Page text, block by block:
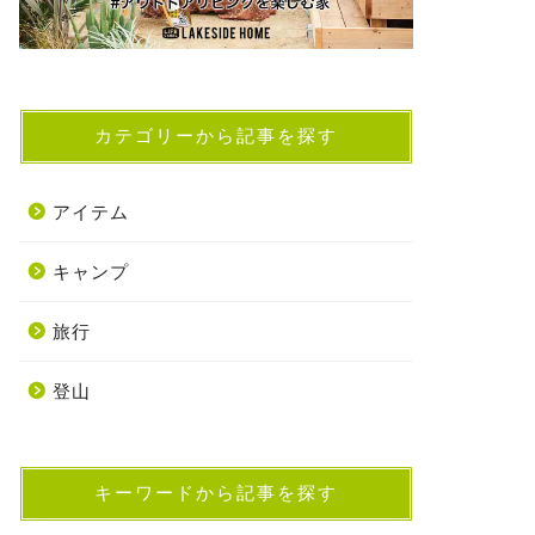
カテゴリーから記事を探す
アイテム
キャンプ
旅行
登山
キーワードから記事を探す